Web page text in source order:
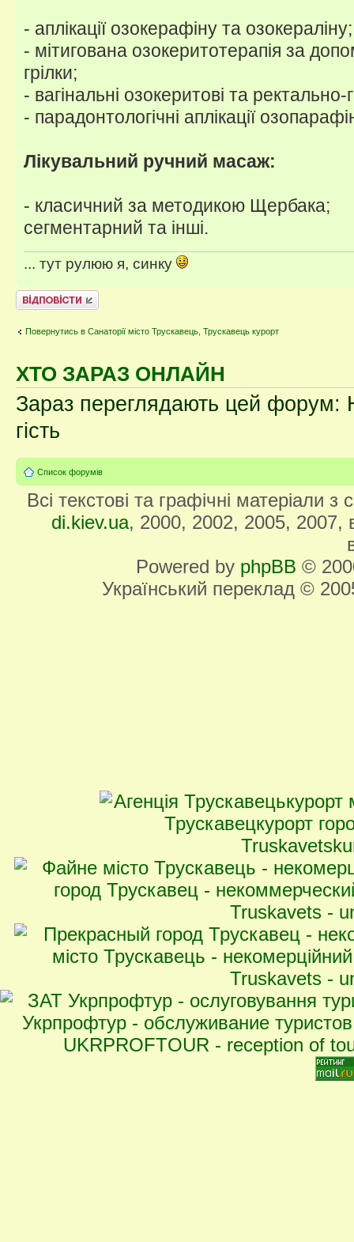
- аплікації озокерафіну та озокераліну;
- мітигована озокеритотерапія за
грілки;
- вагінальні озокеритові та
- парадонтологічні аплікації
Лікувальний ручний масаж:
- класичний за методикою Щербака;
сегментарний та інші.
... тут рулюю я, синку
Відповісти
Повернутись в Санаторії місто Трускавець, Трускавець курорт
ХТО ЗАРАЗ ОНЛАЙН
Зараз переглядають цей форум:
гість
Список форумів
Всі текстові та графічні матеріали
di.kiev.ua, 2000, 2002, 2005, 2007,
Powered by phpBB ©
Український переклад ©